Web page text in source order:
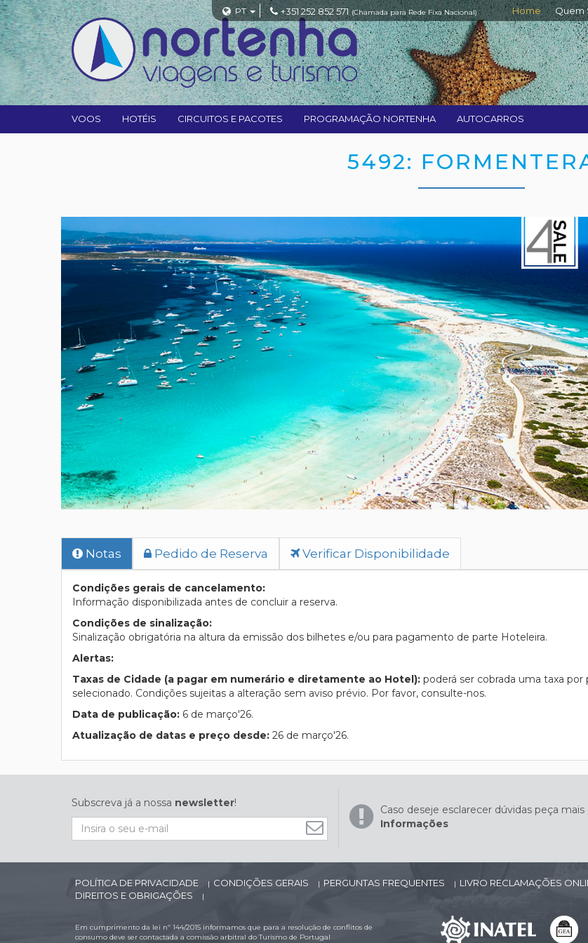
PT +351 252 852 571 (Chamada para Rede Fixa Nacional) Home Quem
VOOS HOTÉIS CIRCUITOS E PACOTES PROGRAMAÇÃO NORTENHA AUTOCARROS
5492:
Notas Pedido de Reserva Verificar Disponibilidade
Condições gerais de cancelamento:
Informação disponibilizada antes de concluir a reserva.
Condições de sinalização:
Sinalização obrigatória na altura da emissão dos bilhetes e/ou para pagamento de parte Hoteleira.
Alertas:
Taxas de Cidade (a pagar em numerário e diretamente ao Hotel): poderá ser cobrada uma taxa
selecionado. Condições sujeitas a alteração sem aviso prévio. Por favor, consulte-nos.
Data de publicação: 6 de março'26.
Atualização de datas e preço desde: 26 de março'26.
Subscreva já a nossa newsletter!
Caso deseje esclarecer dúvidas peça mais
Informações
POLÍTICA DE PRIVACIDADE | CONDIÇÕES GERAIS | PERGUNTAS FREQUENTES | LIVRO RECLAMAÇÕES
DIREITOS E OBRIGAÇÕES |
Em cumprimento da lei nº 144/2015 informamos que para a resolução de conflitos de
consumo deve ser contactada a comissão arbitral do Turismo de Portugal